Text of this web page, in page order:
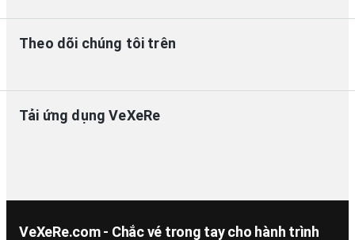
Theo dõi chúng tôi trên
Tải ứng dụng VeXeRe
VeXeRe.com - Chắc vé trong tay cho hành trình